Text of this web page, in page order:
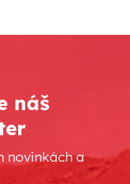
náš
novinkách a